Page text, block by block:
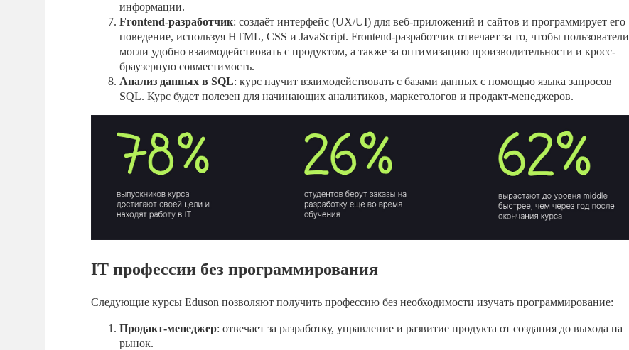
информации.
Frontend-разработчик: создаёт интерфейс (UX/UI) для веб-приложений и сайтов и программирует его
поведение, используя HTML, CSS и JavaScript. Frontend-разработчик отвечает за то, чтобы пользователи
могли удобно взаимодействовать с продуктом, а также за оптимизацию производительности и кросс-
браузерную совместимость.
Анализ данных в SQL: курс научит взаимодействовать с базами данных с помощью языка запросов
SQL. Курс будет полезен для начинающих аналитиков, маркетологов и продакт-менеджеров.
IT профессии без программирования
Следующие курсы Eduson позволяют получить профессию без необходимости изучать программирование:
Продакт-менеджер: отвечает за разработку, управление и развитие продукта от создания до выхода на
рынок.